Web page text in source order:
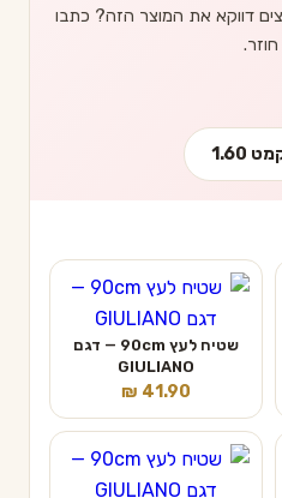
עסקים. רוצים דווקא את המוצר הזה? כתבו
שטיח לעץ 90cm — דגם
GIULIANO
₪ 41.90